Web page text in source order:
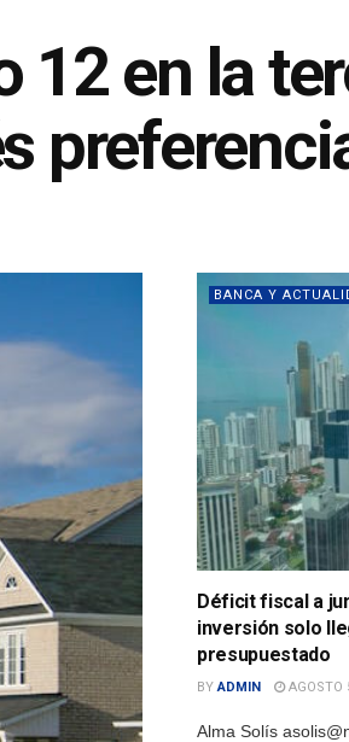
12 en la
BANCA Y
Déficit fiscal a
inversión solo
presupuestado
BY ADMIN AGOSTO
Alma Solís